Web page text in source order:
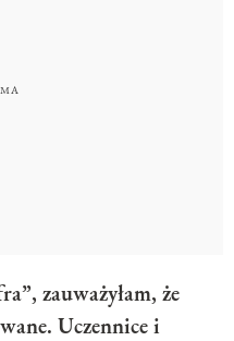
zauważyłam, że
Uczennice i